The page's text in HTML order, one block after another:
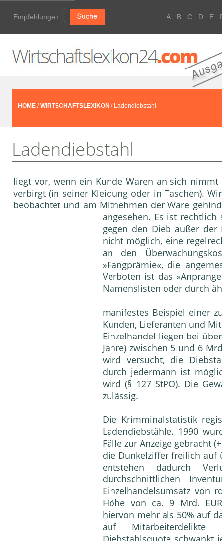
Empfehlungen A B C D E
HOME /WIRTSCHAFTSLEXIKON / Ladendiebstahl
Ladendiebstahl
liegt vor, wenn ein Kunde Waren an sich
verbirgt (in seiner Kleidung oder in Taschen).
beobachtet und am Mitnehmen der Ware
angesehen. Es ist
gegen den Dieb außer der
nicht möglich, eine
an den
»Fangprämie«, die
Verboten ist das
Namenslisten oder durch
manifestes Beispiel einer
Kunden, Lieferanten und
Einzelhandel liegen bei
Jahre) zwischen 5 und 6
wird versucht, die
durch jedermann ist
wird (§ 127 StPO). Die
zulässig.
Die Krimminalstatistik
Ladendiebstähle. 1990
Fälle zur Anzeige gebracht
die Dunkelziffer freilich auf
entstehen dadurch
durchschnittlichen
Einzelhandelsumsatz von
Höhe von ca. 9 Mrd.
hiervon mehr als 50% auf
auf Mitarbeiterdelikte
Diebstahlsquote schwankt